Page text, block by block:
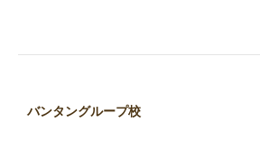
バンタングループ校